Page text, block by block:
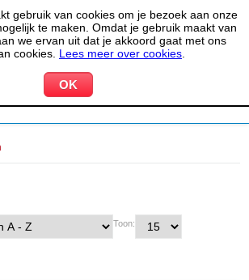
gebruik van cookies om je bezoek aan onze
te maken. Omdat je gebruik maakt van
we ervan uit dat je akkoord gaat met ons
cookies. Lees meer over cookies
6325 info@hocohoreca.nl
ACCOUNT 0 WINKELWAGEN
Toon: